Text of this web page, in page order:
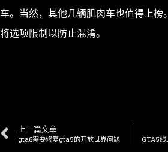
车。当然，其他几辆肌肉车也值得上榜
将选项限制以防止混淆。
上一篇文章
gta6需要修复gta5的开放世界问题 GTA5线